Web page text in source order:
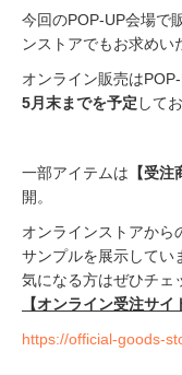
今回のPOP-UP会場で
ンストアでもお求めい
オンライン販売は
5月末までを予定 して
一部アイテムは 【受注
開。
オンラインストアから
サンプルを展示してい
気になる方はぜひチェ
【オンライン受注サイ
https://official-goods-